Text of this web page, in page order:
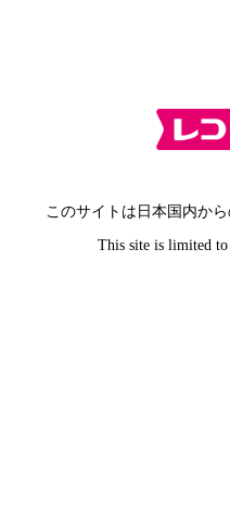
このサイトは日本国内か
This site is limited to